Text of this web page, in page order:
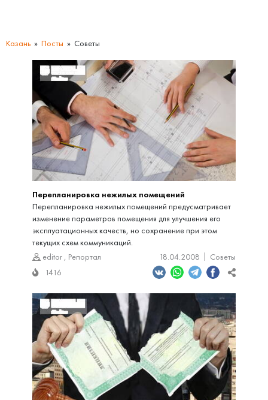
Казань Посты Советы
Перепланировка нежилых помещений
Перепланировка нежилых помещений предусматривает
изменение параметров помещения для улучшения его
эксплуатационных качеств, но сохранение при этом
текущих схем коммуникаций.
editor , Репортал 18.04.2008
Советы
1416